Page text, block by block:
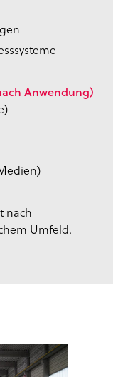
Anwendung)
nach
Umfeld.